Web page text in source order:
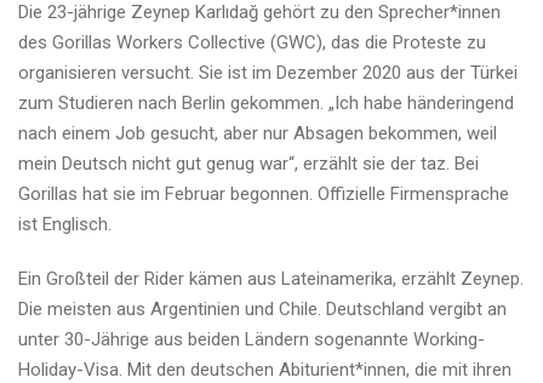
Die 23-jährige Zeynep Karlıdağ gehört zu den Spre­che­r*in­nen
des Gorillas Workers Collective (GWC), das die Proteste zu
organisieren versucht. Sie ist im Dezember 2020 aus der Türkei
zum Studieren nach Berlin gekommen. „Ich habe händeringend
nach einem Job gesucht, aber nur Absagen bekommen, weil
mein Deutsch nicht gut genug war“, erzählt sie der taz. Bei
Gorillas hat sie im Februar begonnen. Offizielle Firmensprache
ist Englisch.
Ein Großteil der Rider kämen aus Lateinamerika, erzählt Zeynep.
Die meisten aus Argentinien und Chile. Deutschland vergibt an
unter 30-Jährige aus beiden Ländern sogenannte Working-
Holiday-Visa. Mit den deutschen Abiturient*innen, die mit ihren